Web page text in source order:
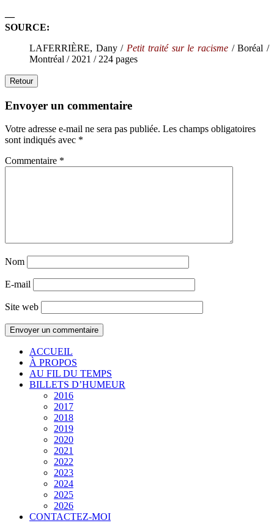
—
SOURCE:
LAFERRIÈRE, Dany / Petit traité sur le racisme / Boréal /
Montréal / 2021 / 224 pages
Retour
Envoyer un commentaire
Votre adresse e-mail ne sera pas publiée. Les champs obligatoires
sont indiqués avec *
Commentaire *
Nom
E-mail
Site web
ACCUEIL
À PROPOS
AU FIL DU TEMPS
BILLETS D’HUMEUR
2016
2017
2018
2019
2020
2021
2022
2023
2024
2025
2026
CONTACTEZ-MOI